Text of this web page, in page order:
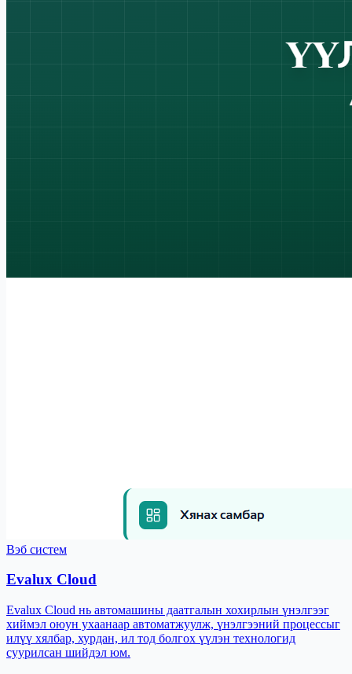
Вэб систем
Evalux Cloud
Evalux Cloud нь автомашины даатгалын хохирлын үнэлгээг
хиймэл оюун ухаанаар автоматжуулж, үнэлгээний процессыг
илүү хялбар, хурдан, ил тод болгох үүлэн технологид
суурилсан шийдэл юм.